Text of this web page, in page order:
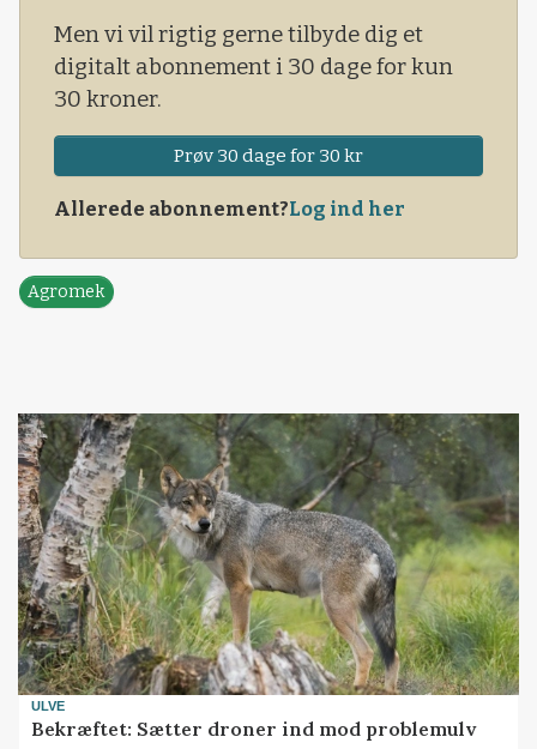
Men vi vil rigtig gerne tilbyde dig et
digitalt abonnement i 30 dage for kun
30 kroner.
Prøv 30 dage for 30 kr
Allerede abonnement?Log ind her
Agromek
ULVE
Bekræftet: Sætter droner ind mod problemulv